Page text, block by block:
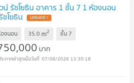
น์ รัชโยธิน อาคาร 1 ชั้น 7 1 ห้องนอน
โยธิน UPDATE !
งนอน 35.0 m2 ชั้น 7
บาท
07/08/2026 13:30:18